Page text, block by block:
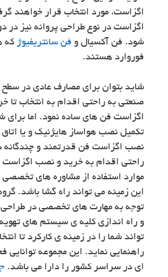
اگزاست، مورد انتخاب قرار خواهند
اگزاست در نوع طراحی پروانه نیز
شود. فن آکسیال و فن سانتریفیوژ که
فوروارد هستند.
شاید بتوان برای مصارف عادی در
صنعتی به راحتی اقدام به انتخاب تا
اگزاست فن های ساده نمود. اما برای
تکمیل نصب هواساز هایژنیک و یا اتاق
نصب اگزاست فن قدرتمند و چندگانه
راحتی اقدام به خرید و نصب اگزاست
موارد استفاده از مشاوره های
این زمینه می تواند راه گشا باشد.
توجه به مهارت های تخصصی در
و راه اندازی کلیه ی سیستم های
تواند شما را در زمینه ی کارکرد تا
راهنمایی نماید. این مجموعه توانایی
ای در سراسر کشور را دارا می باشد.